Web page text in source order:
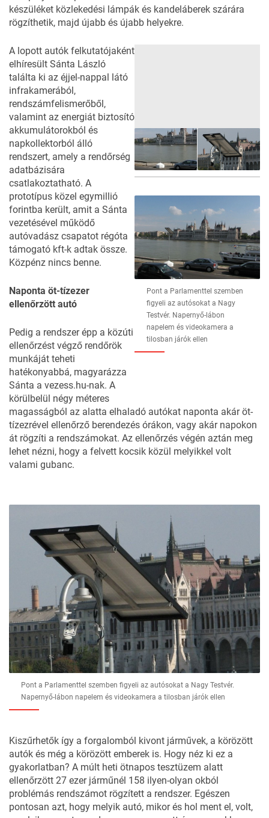
készüléket közlekedési lámpák és kandeláberek szárára
rögzíthetik, majd újabb és újabb helyekre.
Pont a Parlamenttel szemben
figyeli az autósokat a Nagy
Testvér. Napernyő-lábon
napelem és videokamera a
tilosban járók ellen
A lopott autók felkutatójaként
elhíresült Sánta László
találta ki az éjjel-nappal látó
infrakamerából,
rendszámfelismerőből,
valamint az energiát biztosító
akkumulátorokból és
napkollektorból álló
rendszert, amely a rendőrség
adatbázisára
csatlakoztatható. A
prototípus közel egymillió
forintba került, amit a Sánta
vezetésével működő
autóvadász csapatot régóta
támogató kft-k adtak össze.
Közpénz nincs benne.
Naponta öt-tízezer
ellenőrzött autó
Pedig a rendszer épp a közúti
ellenőrzést végző rendőrök
munkáját teheti
hatékonyabbá, magyarázza
Sánta a vezess.hu-nak. A
körülbelül négy méteres
magasságból az alatta elhaladó autókat naponta akár öt-
tízezrével ellenőrző berendezés órákon, vagy akár napokon
át rögzíti a rendszámokat. Az ellenőrzés végén aztán meg
lehet nézni, hogy a felvett kocsik közül melyikkel volt
valami gubanc.
Pont a Parlamenttel szemben figyeli az autósokat a Nagy Testvér.
Napernyő-lábon napelem és videokamera a tilosban járók ellen
Kiszűrhetők így a forgalomból kivont járművek, a körözött
autók és még a körözött emberek is. Hogy néz ki ez a
gyakorlatban? A múlt heti ötnapos tesztüzem alatt
ellenőrzött 27 ezer járműnél 158 ilyen-olyan okból
problémás rendszámot rögzített a rendszer. Egészen
pontosan azt, hogy melyik autó, mikor és hol ment el, volt,